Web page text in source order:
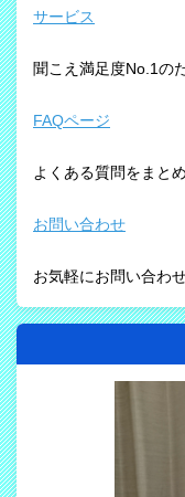
サービス
聞こえ満足度No.1の
FAQページ
よくある質問をまと
お問い合わせ
お気軽にお問い合わ